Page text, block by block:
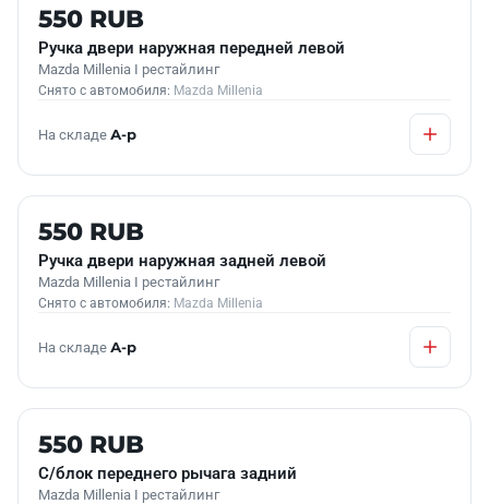
Б/У В НАЛИЧИИ
550 RUB
Ручка двери наружная передней левой
Mazda Millenia I рестайлинг
Снято с автомобиля: Mazda Millenia
На складе А-р
Б/У В НАЛИЧИИ
550 RUB
Ручка двери наружная задней левой
Mazda Millenia I рестайлинг
Снято с автомобиля: Mazda Millenia
На складе А-р
Б/У В НАЛИЧИИ
550 RUB
С/блок переднего рычага задний
Mazda Millenia I рестайлинг